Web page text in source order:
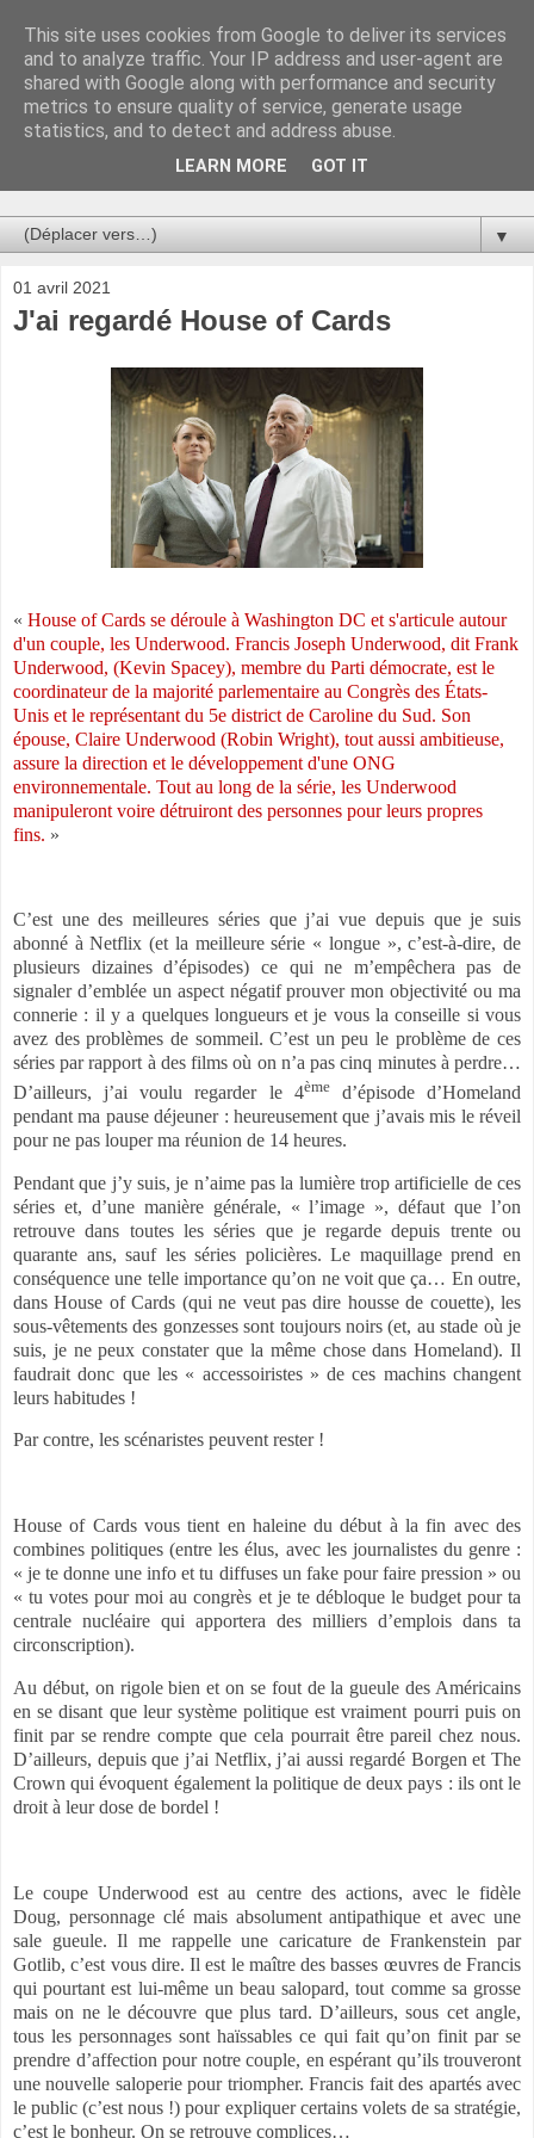
Au bistro !
La connerie étant le seul chemin susceptible de nous faire
entrevoir une parcelle de vérité, utilisons la par des moyens
de communication efficaces. Le temps qu'on remplisse nos
▼
01 avril 2021
J'ai regardé House of Cards
« House of Cards se déroule à Washington DC et s'articule autour
d'un couple, les Underwood. Francis Joseph Underwood, dit Frank
Underwood, (Kevin Spacey), membre du Parti démocrate, est le
coordinateur de la majorité parlementaire au Congrès des États-
Unis et le représentant du 5e district de Caroline du Sud. Son
épouse, Claire Underwood (Robin Wright), tout aussi ambitieuse,
assure la direction et le développement d'une ONG
environnementale. Tout au long de la série, les Underwood
manipuleront voire détruiront des personnes pour leurs propres
fins. »
C’est une des meilleures séries que j’ai vue depuis que je suis
abonné à Netflix (et la meilleure série « longue », c’est-à-dire, de
plusieurs dizaines d’épisodes) ce qui ne m’empêchera pas de
signaler d’emblée un aspect négatif prouver mon objectivité ou ma
connerie : il y a quelques longueurs et je vous la conseille si vous
avez des problèmes de sommeil. C’est un peu le problème de ces
séries par rapport à des films où on n’a pas cinq minutes à perdre…
D’ailleurs, j’ai voulu regarder le 4èmed’épisode d’Homeland
pendant ma pause déjeuner : heureusement que j’avais mis le réveil
pour ne pas louper ma réunion de 14 heures.
Pendant que j’y suis, je n’aime pas la lumière trop artificielle de ces
séries et, d’une manière générale, « l’image », défaut que l’on
retrouve dans toutes les séries que je regarde depuis trente ou
quarante ans, sauf les séries policières. Le maquillage prend en
conséquence une telle importance qu’on ne voit que ça… En outre,
dans House of Cards (qui ne veut pas dire housse de couette), les
sous-vêtements des gonzesses sont toujours noirs (et, au stade où je
suis, je ne peux constater que la même chose dans Homeland). Il
faudrait donc que les « accessoiristes » de ces machins changent
leurs habitudes !
Par contre, les scénaristes peuvent rester !
House of Cards vous tient en haleine du début à la fin avec des
combines politiques (entre les élus, avec les journalistes du genre :
« je te donne une info et tu diffuses un fake pour faire pression » ou
« tu votes pour moi au congrès et je te débloque le budget pour ta
centrale nucléaire qui apportera des milliers d’emplois dans ta
circonscription).
Au début, on rigole bien et on se fout de la gueule des Américains
en se disant que leur système politique est vraiment pourri puis on
finit par se rendre compte que cela pourrait être pareil chez nous.
D’ailleurs, depuis que j’ai Netflix, j’ai aussi regardé Borgen et The
Crown qui évoquent également la politique de deux pays : ils ont le
droit à leur dose de bordel !
Le coupe Underwood est au centre des actions, avec le fidèle
Doug, personnage clé mais absolument antipathique et avec une
sale gueule. Il me rappelle une caricature de Frankenstein par
Gotlib, c’est vous dire. Il est le maître des basses œuvres de Francis
qui pourtant est lui-même un beau salopard, tout comme sa grosse
mais on ne le découvre que plus tard. D’ailleurs, sous cet angle,
tous les personnages sont haïssables ce qui fait qu’on finit par se
prendre d’affection pour notre couple, en espérant qu’ils trouveront
une nouvelle saloperie pour triompher. Francis fait des apartés avec
le public (c’est nous !) pour expliquer certains volets de sa stratégie,
c’est le bonheur. On se retrouve complices…
This site uses cookies from Google to deliver its services
and to analyze traffic. Your IP address and user-agent are
shared with Google along with performance and security
metrics to ensure quality of service, generate usage
statistics, and to detect and address abuse.
LEARN MORE GOT IT